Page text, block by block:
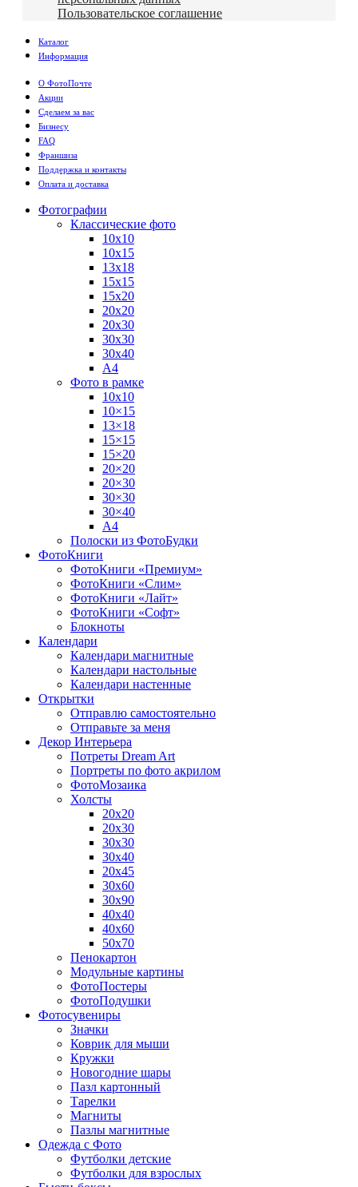
Пользовательское соглашение
Каталог
Информация
О ФотоПочте
Акции
Сделаем за вас
Бизнесу
FAQ
Франшиза
Поддержка и контакты
Оплата и доставка
Фотографии
Классические фото
10х10
10х15
13х18
15х15
15х20
20х20
20х30
30х30
30х40
А4
Фото в рамке
10х10
10×15
13×18
15×15
15×20
20×20
20×30
30×30
30×40
A4
Полоски из ФотоБудки
ФотоКниги
ФотоКниги «Премиум»
ФотоКниги «Слим»
ФотоКниги «Лайт»
ФотоКниги «Софт»
Блокноты
Календари
Календари магнитные
Календари настольные
Календари настенные
Открытки
Отправлю самостоятельно
Отправьте за меня
Декор Интерьера
Потреты Dream Art
Портреты по фото акрилом
ФотоМозаика
Холсты
20х20
20х30
30х30
30х40
20х45
30х60
30х90
40х40
40х60
50х70
Пенокартон
Модульные картины
ФотоПостеры
ФотоПодушки
Фотоcувениры
Значки
Коврик для мыши
Кружки
Новогодние шары
Пазл картонный
Тарелки
Магниты
Пазлы магнитные
Одежда с Фото
Футболки детские
Футболки для взрослых